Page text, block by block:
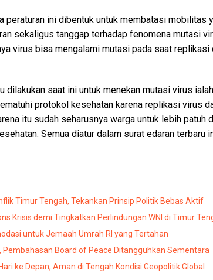
peraturan ini dibentuk untuk membatasi mobilitas
sekaligus tanggap terhadap fenomena mutasi
virus bisa mengalami mutasi pada saat
dilakukan saat ini untuk menekan mutasi virus
protokol kesehatan karena replikasi virus
itu sudah seharusnya warga untuk lebih patuh
Semua diatur dalam surat edaran terbaru
Timur Tengah, Tekankan Prinsip Politik Bebas Aktif
Krisis demi Tingkatkan Perlindungan WNI di Timur
untuk Jemaah Umrah RI yang Tertahan
Pembahasan Board of Peace Ditangguhkan Sementara
ke Depan, Aman di Tengah Kondisi Geopolitik Global